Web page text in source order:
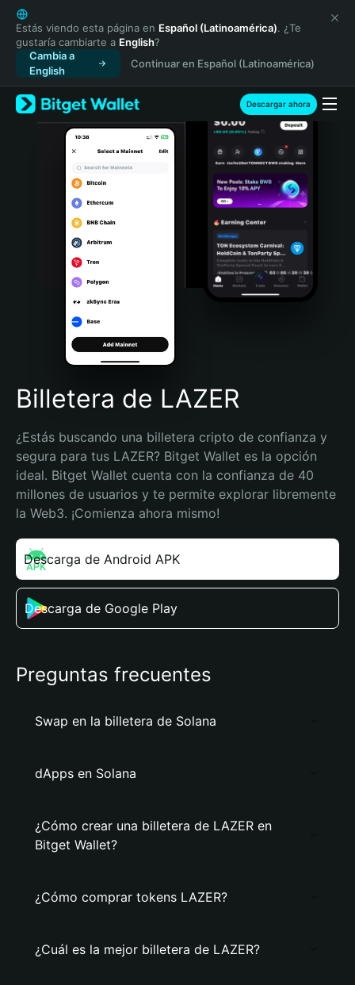
English
日本語
Tiếng Việt
Русский
Español (Latinoamérica)
Türkçe
Italiano
Português (Portugal)
Bahasa Indonesia
Português (Brasil)
Español (Argentina)
Estás viendo esta página en Español (Latinoamérica). ¿Te
gustaría cambiarte a English?
Cambia a
English
Continuar en Español (Latinoamérica)
Descargar ahora
Billetera de LAZER
¿Estás buscando una billetera cripto de confianza y
segura para tus LAZER? Bitget Wallet es la opción
ideal. Bitget Wallet cuenta con la confianza de 40
millones de usuarios y te permite explorar libremente
la Web3. ¡Comienza ahora mismo!
Descarga de Android APK
Descarga de Google Play
Preguntas frecuentes
Swap en la billetera de Solana
dApps en Solana
¿Cómo crear una billetera de LAZER en
Bitget Wallet?
¿Cómo comprar tokens LAZER?
¿Cuál es la mejor billetera de LAZER?